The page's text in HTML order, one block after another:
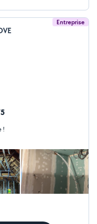
Entreprise
!